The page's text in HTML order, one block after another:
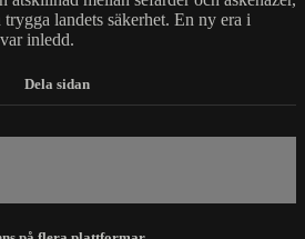
landets säkerhet. En ny era i
inledd.